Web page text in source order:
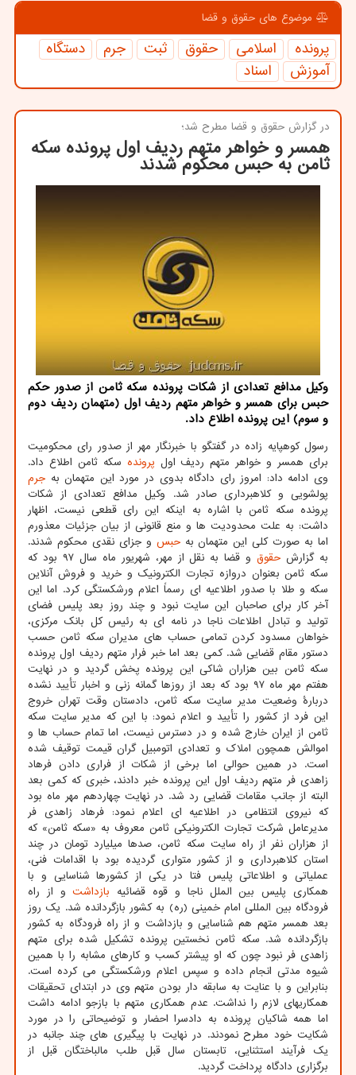
موضوع های حقوق و قضا
پرونده اسلامی حقوق ثبت جرم
دستگاه
آموزش
اسناد
در گزارش حقوق و قضا مطرح شد؛
همسر و خواهر متهم ردیف اول پرونده سكه
ثامن به حبس محكوم شدند
وكیل مدافع تعدادی از شكات پرونده سكه ثامن از صدور حكم
حبس برای همسر و خواهر متهم ردیف اول (متهمان ردیف دوم
و سوم) این پرونده اطلاع داد.
رسول کوهپایه زاده در گفتگو با خبرنگار مهر از صدور رای محکومیت
برای همسر و خواهر متهم ردیف اول پرونده سکه ثامن اطلاع داد.
وی ادامه داد: امروز رای دادگاه بدوی در مورد این متهمان به جرم
پولشویی و کلاهبرداری صادر شد. وکیل مدافع تعدادی از شکات
پرونده سکه ثامن با اشاره به اینکه این رای قطعی نیست، اظهار
داشت: به علت محدودیت ها و منع قانونی از بیان جزئیات معذورم
اما به صورت کلی این متهمان بهحبس و جزای نقدی محکوم شدند.
به گزارش حقوق
و قضا به نقل از مهر، شهریور ماه سال ۹۷ بود که
سکه ثامن بعنوان دروازه تجارت الکترونیک و خرید و فروش آنلاین
سکه و طلا با صدور اطلاعیه ای رسماً اعلام ورشکستگی کرد. اما این
آخر کار برای صاحبان این سایت نبود و چند روز بعد پلیس فضای
تولید و تبادل اطلاعات ناجا در نامه ای به رئیس کل بانک مرکزی،
خواهان مسدود کردن تمامی حساب های مدیران سکه ثامن حسب
دستور مقام قضایی شد. کمی بعد اما خبر فرار متهم ردیف اول پرونده
سکه ثامن بین هزاران شاکی این پرونده پخش گردید و در نهایت
هفتم مهر ماه ۹۷ بود که بعد از روزها گمانه زنی و اخبار تأیید نشده
دربارهٔ وضعیت مدیر سایت سکه ثامن، دادستان وقت تهران خروج
این فرد از کشور را تأیید و اعلام نمود: با این که مدیر سایت سکه
ثامن از ایران خارج شده و در دسترس نیست، اما تمام حساب ها و
اموالش همچون املاک و تعدادی اتومبیل گران قیمت توقیف شده
است. در همین حوالی اما برخی از شکات از فراری دادن فرهاد
زاهدی فر متهم ردیف اول این پرونده خبر دادند، خبری که کمی بعد
البته از جانب مقامات قضایی رد شد. در نهایت چهاردهم مهر ماه بود
که نیروی انتظامی در اطلاعیه ای اعلام نمود: فرهاد زاهدی فر
مدیرعامل شرکت تجارت الکترونیکی ثامن معروف به «سکه ثامن» که
از هزاران نفر از راه سایت سکه ثامن، صدها میلیارد تومان در چند
استان کلاهبرداری و از کشور متواری گردیده بود با اقدامات فنی،
عملیاتی و اطلاعاتی پلیس فتا در یکی از کشورها شناسایی و با
همکاری پلیس بین الملل ناجا و قوه قضائیه بازداشتو از راه
فرودگاه بین المللی امام خمینی (ره) به کشور بازگردانده شد. یک روز
بعد همسر متهم هم شناسایی و بازداشت و از راه فرودگاه به کشور
بازگردانده شد. سکه ثامن نخستین پرونده تشکیل شده برای متهم
زاهدی فر نبود چون که او پیشتر کسب و کارهای مشابه را با همین
شیوه مدتی انجام داده و سپس اعلام ورشکستگی می کرده است.
بنابراین و با عنایت به سابقه دار بودن متهم وی در ابتدای تحقیقات
همکاریهای لازم را نداشت. عدم همکاری متهم با بازجو ادامه داشت
اما همه شاکیان پرونده به دادسرا احضار و توضیحاتی را در مورد
شکایت خود مطرح نمودند. در نهایت با پیگیری های چند جانبه در
یک فرآیند استثنایی، تابستان سال قبل طلب مالباختگان قبل از
برگزاری دادگاه پرداخت گردید.